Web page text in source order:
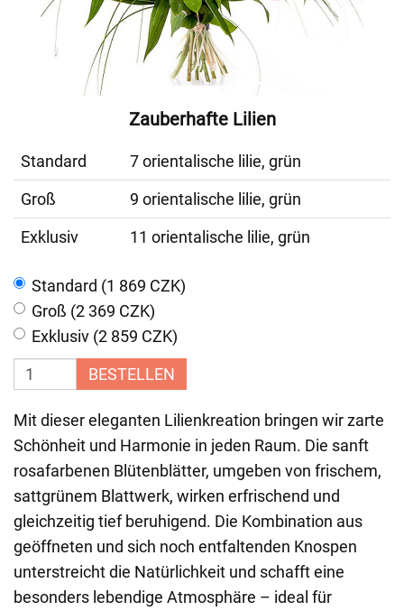
Zauberhafte Lilien
Standard
7 orientalische lilie, grün
Groß
9 orientalische lilie, grün
Exklusiv
11 orientalische lilie, grün
Standard (1 869 CZK)
Groß (2 369 CZK)
Exklusiv (2 859 CZK)
BESTELLEN
Mit dieser eleganten Lilienkreation bringen wir zarte
Schönheit und Harmonie in jeden Raum. Die sanft
rosafarbenen Blütenblätter, umgeben von frischem,
sattgrünem Blattwerk, wirken erfrischend und
gleichzeitig tief beruhigend. Die Kombination aus
geöffneten und sich noch entfaltenden Knospen
unterstreicht die Natürlichkeit und schafft eine
besonders lebendige Atmosphäre – ideal für